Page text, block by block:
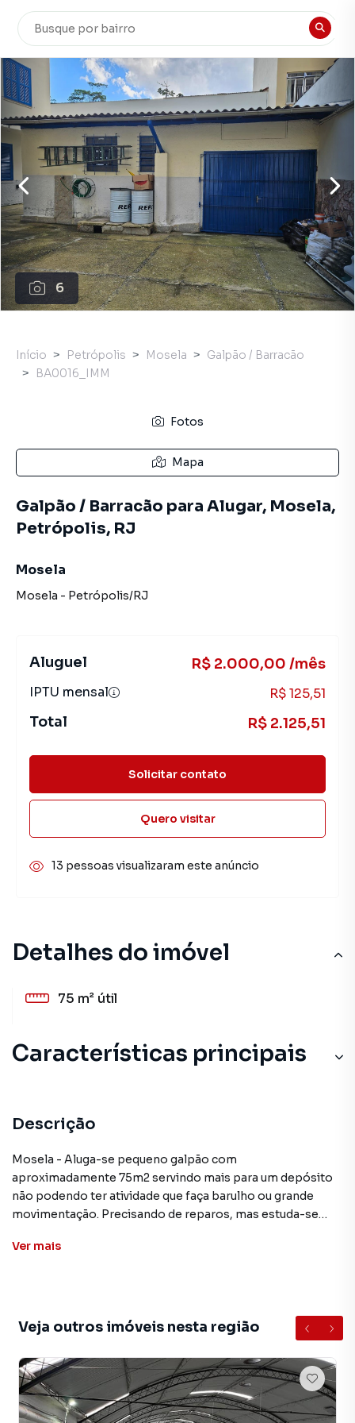
6
Detalhes do imóvel
75 m² útil
Características principais
Descrição
Mosela - Aluga-se pequeno galpão com
aproximadamente 75m2 servindo mais para um depósito
não podendo ter atividade que faça barulho ou grande
movimentação. Precisando de reparos, mas estuda-se
Galpão / Barracão para Aluguel em região valorizada do
bairro Mosela, em Petrópolis. Não encontrou o que
procurava ou deseja mais informações sobre Galpão /
Barracão em Petrópolis? Entre em contato com nossa
equipe pelo telefone (24) 2103-4450.
Ver mais
Veja outros imóveis nesta região
Início Petrópolis Mosela
Galpão / Barracão
BA0016_IMM
Fotos
Mapa
Galpão / Barracão para Alugar, Mosela,
Petrópolis, RJ
Mosela
Mosela - Petrópolis/RJ
Aluguel R$ 2.000,00 /mês
IPTU mensal R$ 125,51
Total R$ 2.125,51
Solicitar contato
Quero visitar
13 pessoas visualizaram este anúncio